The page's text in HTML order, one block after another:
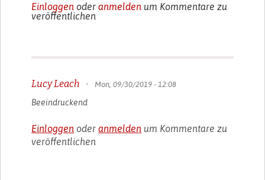
Einloggen oderanmelden um Kommentare zu
veröffentlichen
Lucy Leach • Mon, 09/30/2019 - 12:08
Beeindruckend
Einloggen oderanmelden um Kommentare zu
veröffentlichen